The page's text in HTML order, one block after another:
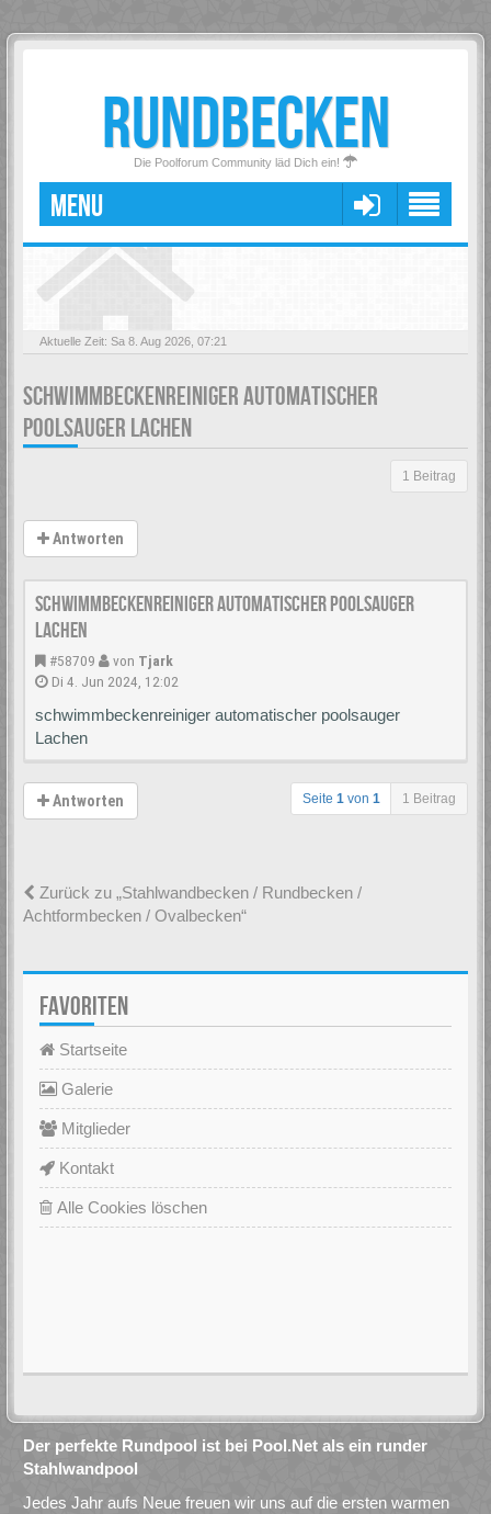
RUNDBECKEN
Die Poolforum Community läd Dich ein!
MENU
Aktuelle Zeit: Sa 8. Aug 2026, 07:21
SCHWIMMBECKENREINIGER AUTOMATISCHER
POOLSAUGER LACHEN
1 Beitrag
Antworten
schwimmbeckenreiniger automatischer poolsauger
Lachen
#58709 von Tjark
Di 4. Jun 2024, 12:02
schwimmbeckenreiniger automatischer poolsauger
Lachen
Antworten Seite 1 von 1 1 Beitrag
Zurück zu „Stahlwandbecken / Rundbecken /
Achtformbecken / Ovalbecken“
FAVORITEN
Startseite
Galerie
Mitglieder
Kontakt
Alle Cookies löschen
Der perfekte Rundpool ist bei Pool.Net als ein runder
Stahlwandpool
Jedes Jahr aufs Neue freuen wir uns auf die ersten warmen